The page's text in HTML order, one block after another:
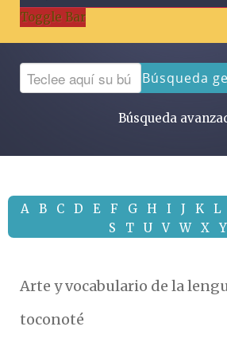
Toggle Bar
Búsqueda
Búsqueda
A B C D E F G H I J K L
S
T U V W X Y
Arte y vocabulario de la
toconoté